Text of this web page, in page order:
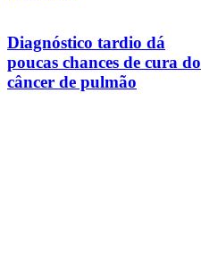
Diagnóstico tardio dá
poucas chances de cura do
câncer de pulmão